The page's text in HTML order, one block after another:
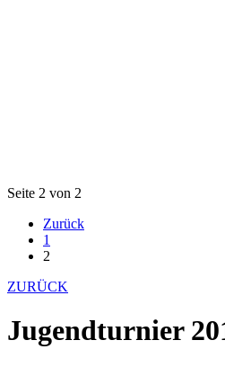
Seite 2 von 2
Zurück
1
2
ZURÜCK
Jugendturnier